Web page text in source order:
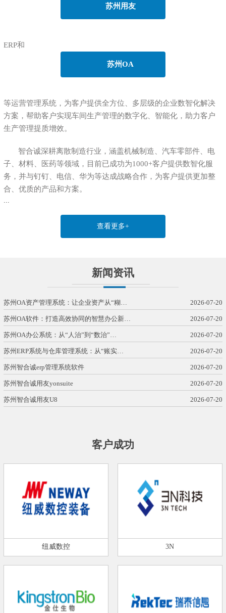
苏州用友
ERP和
苏州OA
等运营管理系统，为客户提供全方位、多层级的企业数智化解决
方案，帮助客户实现车间生产管理的数字化、智能化，助力客户
生产管理提质增效。
智合诚深耕离散制造行业，涵盖机械制造、汽车零部件、电
子、材料、医药等领域，目前已成功为1000+客户提供数智化服
务，并与钉钉、电信、华为等达成战略合作，为客户提供更加整
合、优质的产品和方案。
...
查看更多+
新闻资讯
苏州OA资产管理系统：让企业资产从“糊… 2026-07-20
苏州OA软件：打造高效协同的智慧办公新… 2026-07-20
苏州OA办公系统：从“人治”到“数治”… 2026-07-20
苏州ERP系统与仓库管理系统：从“账实… 2026-07-20
苏州智合诚erp管理系统软件 2026-07-20
苏州智合诚用友yonsuite 2026-07-20
苏州智合诚用友U8 2026-07-20
客户成功
纽威数控 3N